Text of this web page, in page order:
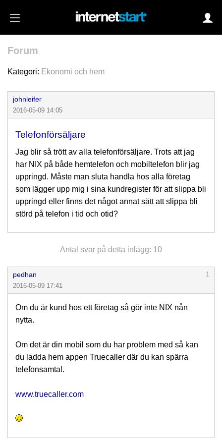
Forum
Kategori: Ekonomi och hem
johnleifer
2016-05-09 14:05
Telefonförsäljare
Jag blir så trött av alla telefonförsäljare. Trots att jag
har NIX på både hemtelefon och mobiltelefon blir jag
uppringd. Måste man sluta handla hos alla företag
som lägger upp mig i sina kundregister för att slippa bli
uppringd eller finns det något annat sätt att slippa bli
störd på telefon i tid och otid?
Antal svar på detta inlägg: 10
pedhan
1
2016-05-09 17:41
Om du är kund hos ett företag så gör inte NIX nån
nytta.
Om det är din mobil som du har problem med så kan
du ladda hem appen Truecaller där du kan spärra
telefonsamtal.
www.truecaller.com